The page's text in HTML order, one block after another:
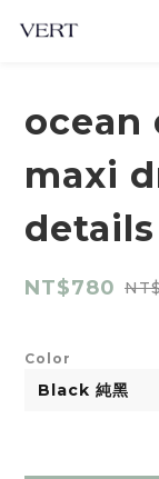
ocean
maxi
details
NT$780
Color